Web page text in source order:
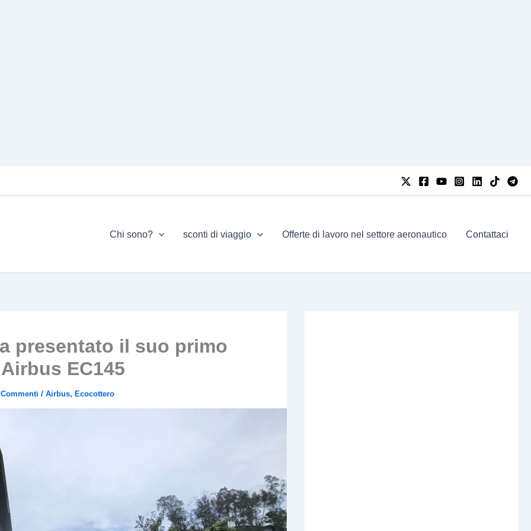
Chi sono? sconti di viaggio Offerte di lavoro nel settore aeronautico Contattaci
presentato il suo primo
EC145
/ Airbus, Ecocottero